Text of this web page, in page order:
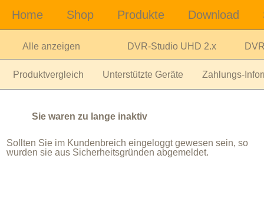
Alle anzeigen DVR-Studio UHD 2.x
Produktvergleich Unterstützte Geräte Zahlungs-
Sie waren zu lange inaktiv
Sollten Sie im Kundenbreich eingeloggt gewesen sein, so
wurden sie aus Sicherheitsgründen abgemeldet.